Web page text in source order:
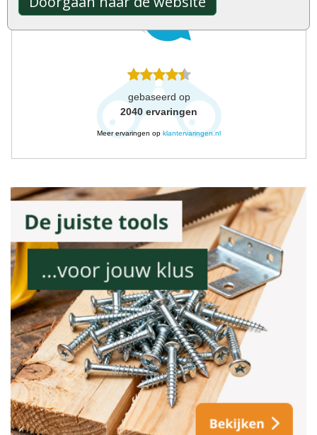
8.9
gebaseerd op
2040 ervaringen
Meer ervaringen op klantervaringen.nl